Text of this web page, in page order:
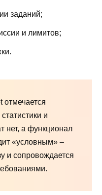
заданий;
и лимитов;
отмечается
и
нет, а функционал
«условным» –
и сопровождается